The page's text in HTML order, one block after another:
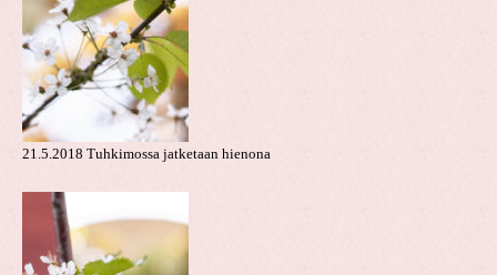
21.5.2018 Tuhkimossa jatketaan hienona